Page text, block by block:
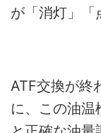
が「消灯」「
ATF交換が終
に、この油温